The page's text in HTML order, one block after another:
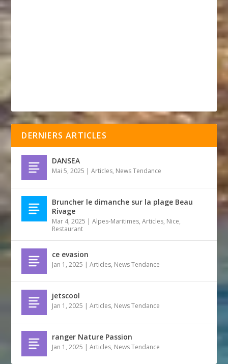
DERNIERS ARTICLES
DANSEA
Mai 5, 2025 |Articles, News Tendance
Bruncher le dimanche sur la plage Beau
Rivage
Mar 4, 2025 |Alpes-Maritimes,Articles, Nice,
Restaurant
ce evasion
Jan 1, 2025 |Articles, News Tendance
jetscool
Jan 1, 2025 |Articles, News Tendance
ranger Nature Passion
Jan 1, 2025 |Articles, News Tendance